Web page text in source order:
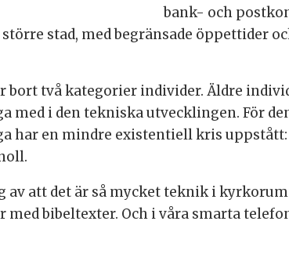
bank- och
stad, med begränsade öppettider
två kategorier individer. Äldre
med i den tekniska utvecklingen. För
har en mindre existentiell kris
av att det är så mycket teknik i
bibeltexter. Och i våra smarta